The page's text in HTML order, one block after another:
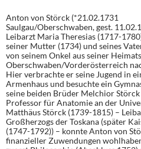
Anton von Störck (*21.02.1731
Saulgau/Oberschwaben, gest.
Leibarzt Maria Theresias (1717-
seiner Mutter (1734) und seines
von seinem Onkel aus seiner
Oberschwaben/Vorderösterreich
Hier verbrachte er seine Jugend in
Armenhaus und besuchte ein
seine beiden Brüder Melchior
Professor für Anatomie an der
Matthäus Störck (1739-1815) –
Großherzogs der Toskana (später
(1747-1792)) – konnte Anton von
finanzieller Zuwendungen